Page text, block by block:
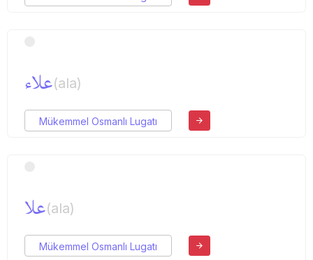
علاء(ala)
Mükemmel Osmanlı Lugatı
علا(ala)
Mükemmel Osmanlı Lugatı